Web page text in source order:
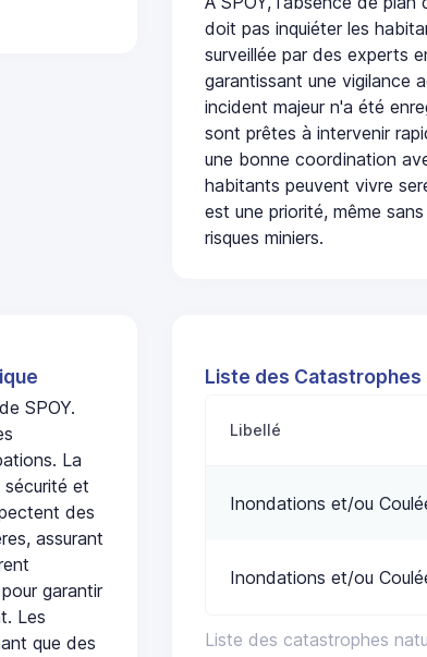
doit pas inquiéter les
surveillée par des experts
garantissant une vigilance
incident majeur n'a été
sont prêtes à intervenir
une bonne coordination
habitants peuvent vivre
est une priorité, même
risques miniers.
SPOY.
La
sécurité et
des
assurant
garantir
Les
que des
Liste des Catastrophes
Liste des catastrophes
Libellé
Inondations et/ou
Inondations et/ou